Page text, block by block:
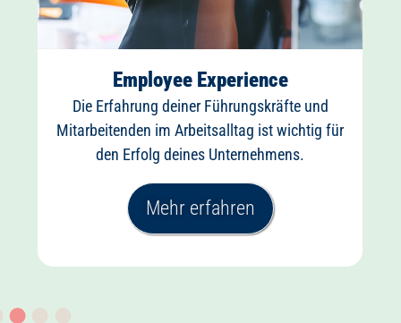
Employee Experience
Die Erfahrung deiner Führungskräfte und
Mitarbeitenden im Arbeitsalltag ist wichtig für
den Erfolg deines Unternehmens.
Mehr erfahren